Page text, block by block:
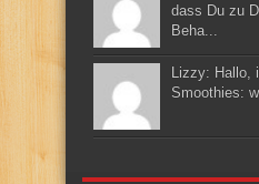
dass Du zu
Beha...
Lizzy: Hallo,
Smoothies: